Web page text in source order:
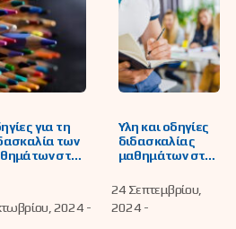
για τη
των
στο
2024 -
Ύλη και οδηγίες
διδασκαλίας
μαθημάτων στο
24 Σεπτεμβρίου,
2024 -